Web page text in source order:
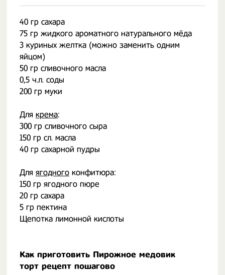
40 гр сахара
75 гр жидкого ароматного натурального мёда
3 куриных желтка (можно заменить одним
яйцом)
50 гр сливочного масла
0,5 ч.л. соды
200 гр муки
Для крема:
300 гр сливочного сыра
150 гр сл. масла
40 гр сахарной пудры
Для ягодного конфитюра:
150 гр ягодного пюре
20 гр сахара
5 гр пектина
Щепотка лимонной кислоты
Как приготовить Пирожное медовик
торт рецепт пошагово